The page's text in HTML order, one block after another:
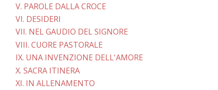
V. PAROLE DALLA CROCE
VI. DESIDERI
VII. NEL GAUDIO DEL SIGNORE
VIII. CUORE PASTORALE
IX. UNA INVENZIONE DELL'AMORE
X. SACRA ITINERA
XI. IN ALLENAMENTO